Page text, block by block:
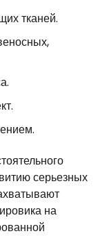
тканей.
серьезных
на